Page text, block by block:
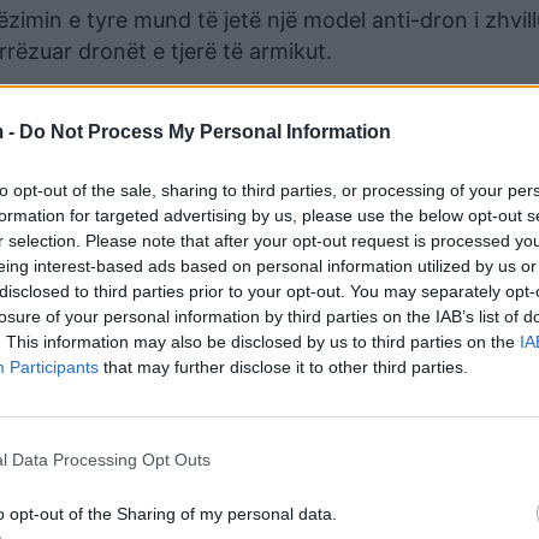
- Do Not Process My Personal Information
opt-out of the sale, sharing to third parties, or processing of your
for targeted advertising by us, please use the below opt-out
selection. Please note that after your opt-out request is processed
interest-based ads based on personal information utilized by us
to third parties prior to your opt-out. You may separately
of your personal information by third parties on the IAB’s list of
This information may also be disclosed by us to third parties on the
Participants that may further disclose it to other third parties.
Data Processing Opt Outs
opt-out of the Sharing of my personal data.
e tyre mund të jetë një model anti-dron i
dronët e tjerë të armikut.
videot ruse duket se kanë krahë të hollë dhe të
referohen kinezit Mugin-5, i cili është efektiv por në
tij nuk i kalon 10,000 dollarë.
me një shpejtësi që kalon 100 kilometra në orë,
vijë të drejtë distanca që ndan kryeqytetin rus nga
ka aftësi dhe performancë të ngjashme me atë
elektronike, ai mund të mbajë eksplozivë
km.
after Russia accuses Ukraine of trying to strike
two drones.
villages and cities.”https://t.co/H5XbnQq9vb